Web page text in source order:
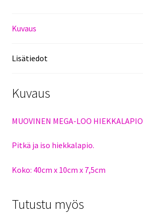
Kuvaus
Lisätiedot
Kuvaus
MUOVINEN MEGA-LOO HIEKKALAPIO
Pitkä ja iso hiekkalapio.
Koko: 40cm x 10cm x 7,5cm
Tutustu myös